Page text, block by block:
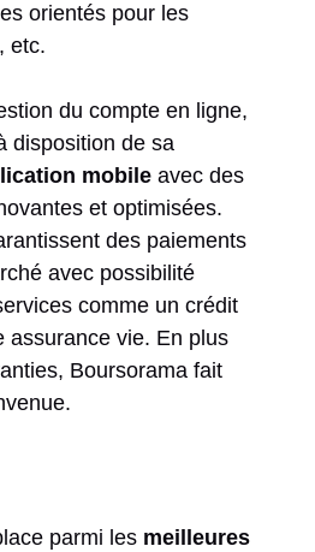
orientés pour les
etc.
du compte en ligne,
disposition de sa
mobile avec des
et optimisées.
des paiements
avec possibilité
comme un crédit
assurance vie. En plus
Boursorama fait
parmi les meilleures